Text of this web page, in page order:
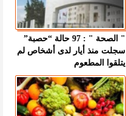
" الصحة " : 97 حالة “حصبة”
سجلت منذ أيار لدى أشخاص لم
يتلقوا المطعوم